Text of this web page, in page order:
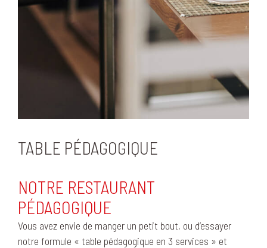
TABLE PÉDAGOGIQUE
NOTRE RESTAURANT
PÉDAGOGIQUE
Vous avez envie de manger un petit bout, ou d’essayer
notre formule « table pédagogique en 3 services » et